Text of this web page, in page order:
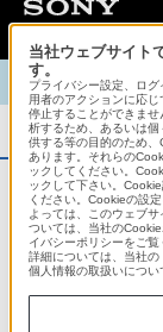
商品概要
アフター
オーバー
地域で
当社ウェブサイト
す。
プライバシー設定、ロ
用者のアクションに応
停止することができま
析するため、あるいは
供する等の目的のため
あります。それらの
ックしてください。
ックして下さい。
ください。Cookieの設
よっては、このウェブ
ついては、当社の
イバシーポリシーをご覧
詳細については、当社の
個人情報の取扱いについ